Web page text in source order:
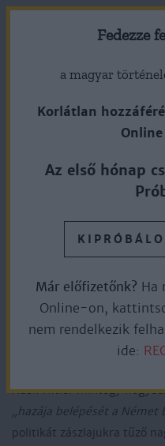
csapatai
A huszadik századi
Adolf Hitler mintegy
„hazája belépését a Német
politikát zászlajukra tűző
Fedezze
a magyar
Korlátlan
Az első hónap
Már előfizetőnk? Ha
Online-on,
nem rendelkezik
ide: